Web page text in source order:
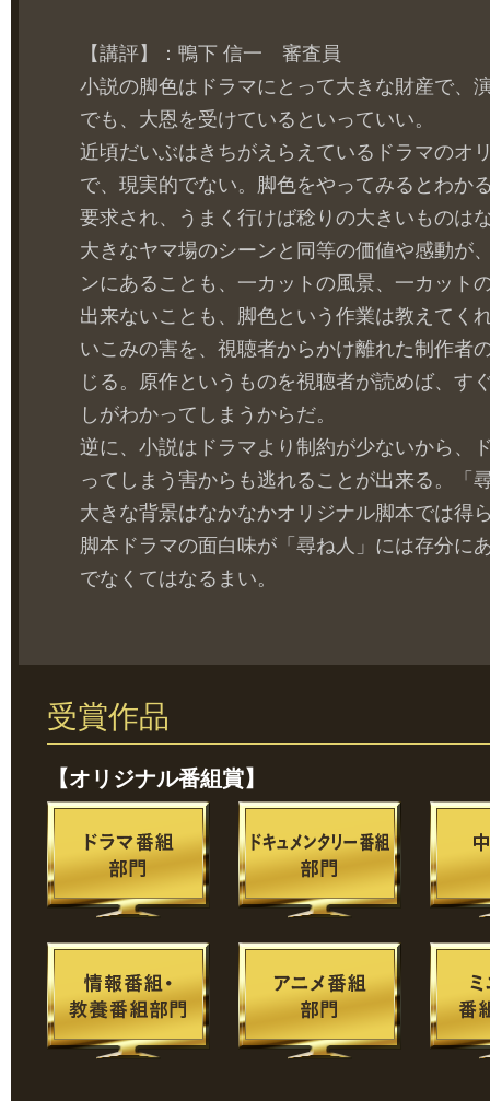
【講評】：鴨下 信一 審査員
小説の脚色はドラマにとって大きな財産で、
でも、大恩を受けているといっていい。
近頃だいぶはきちがえらえているドラマのオ
で、現実的でない。脚色をやってみるとわか
要求され、うまく行けば稔りの大きいものは
大きなヤマ場のシーンと同等の価値や感動が
ンにあることも、一カットの風景、一カット
出来ないことも、脚色という作業は教えてく
いこみの害を、視聴者からかけ離れた制作者
じる。原作というものを視聴者が読めば、す
しがわかってしまうからだ。
逆に、小説はドラマより制約が少ないから、
ってしまう害からも逃れることが出来る。「
大きな背景はなかなかオリジナル脚本では得
脚本ドラマの面白味が「尋ね人」には存分に
でなくてはなるまい。
受賞作品
【オリジナル番組賞】